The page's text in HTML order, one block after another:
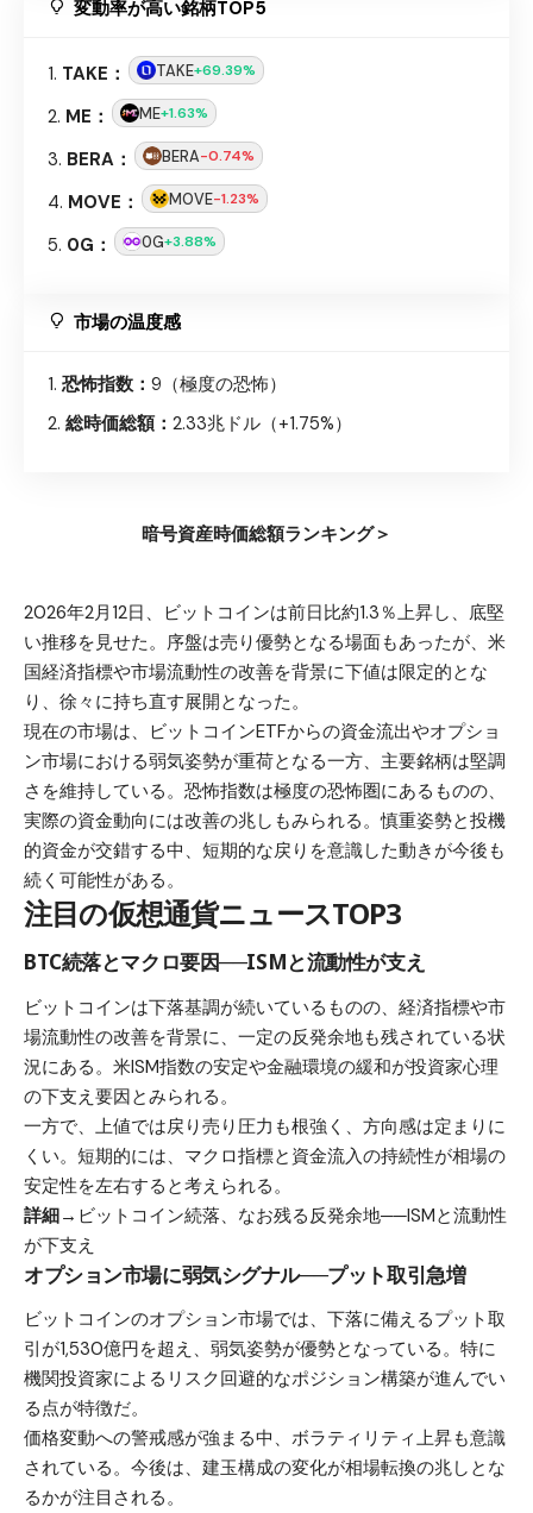
変動率が高い銘柄TOP5
TAKE： TAKE+69.39%
ME： ME+1.63%
BERA： BERA-0.74%
MOVE： MOVE-1.23%
0G： 0G+3.88%
市場の温度感
恐怖指数： 9（極度の恐怖）
総時価総額： 2.33兆ドル（+1.75%）
暗号資産時価総額ランキング＞
2026年2月12日、ビットコインは前日比約1.3％上昇し、底堅
い推移を見せた。序盤は売り優勢となる場面もあったが、米
国経済指標や市場流動性の改善を背景に下値は限定的とな
り、徐々に持ち直す展開となった。
現在の市場は、ビットコインETFからの資金流出やオプショ
ン市場における弱気姿勢が重荷となる一方、主要銘柄は堅調
さを維持している。恐怖指数は極度の恐怖圏にあるものの、
実際の資金動向には改善の兆しもみられる。慎重姿勢と投機
的資金が交錯する中、短期的な戻りを意識した動きが今後も
続く可能性がある。
注目の仮想通貨ニュースTOP3
BTC続落とマクロ要因──ISMと流動性が支え
ビットコインは下落基調が続いているものの、経済指標や市
場流動性の改善を背景に、一定の反発余地も残されている状
況にある。米ISM指数の安定や金融環境の緩和が投資家心理
の下支え要因とみられる。
一方で、上値では戻り売り圧力も根強く、方向感は定まりに
くい。短期的には、マクロ指標と資金流入の持続性が相場の
安定性を左右すると考えられる。
詳細→ ビットコイン続落、なお残る反発余地──ISMと流動性
が下支え
オプション市場に弱気シグナル──プット取引急増
ビットコインのオプション市場では、下落に備えるプット取
引が1,530億円を超え、弱気姿勢が優勢となっている。特に
機関投資家によるリスク回避的なポジション構築が進んでい
る点が特徴だ。
価格変動への警戒感が強まる中、ボラティリティ上昇も意識
されている。今後は、建玉構成の変化が相場転換の兆しとな
るかが注目される。